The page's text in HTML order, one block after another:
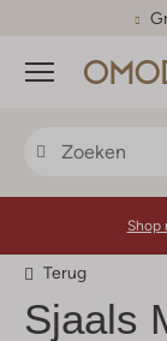
Menu
Shop
Terug
Sjaals